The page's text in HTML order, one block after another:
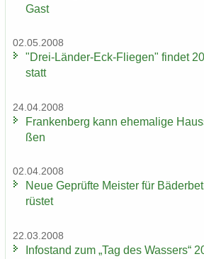
Gast
02.05.2008
"Drei-​Länder-Eck-Fliegen" fin­det
statt
24.04.2008
Fran­ken­berg kann ehe­ma­li­ge
ßen
02.04.2008
Neue Ge­prüf­te Meis­ter für
rüs­tet
22.03.2008
In­fo­stand zum „Tag des Was­sers“